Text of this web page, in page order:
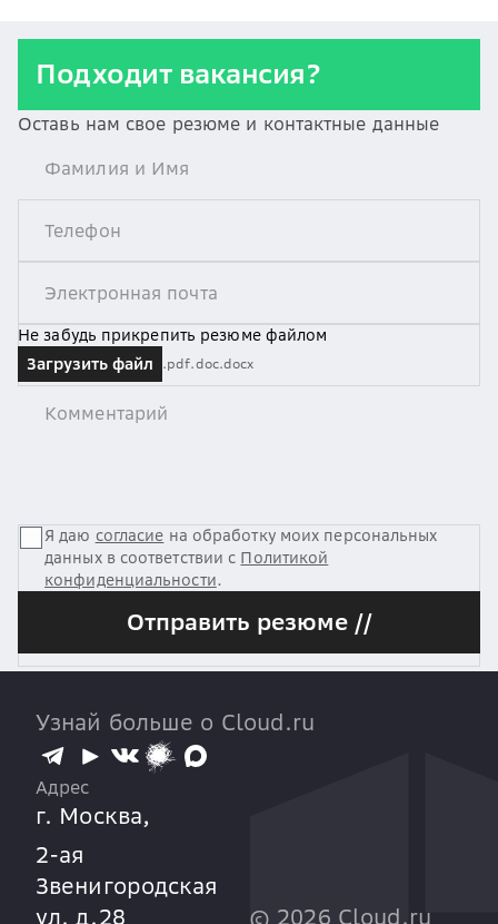
Подходит вакансия?
Оставь нам свое резюме и контактные данные
Не забудь прикрепить резюме файлом
Загрузить файл
.pdf.doc.docx
Я даю согласие на обработку моих персональных
данных в соответствии с Политикой
конфиденциальности.
Отправить резюме //
Узнай больше о Cloud.ru
© 2026 Cloud.ru
Адрес
г. Москва,
2-ая
Звенигородская
ул. д.28